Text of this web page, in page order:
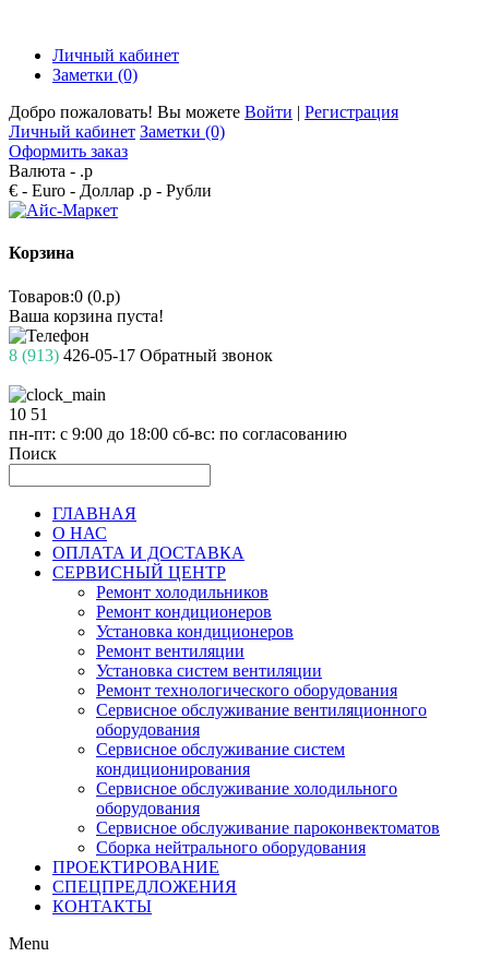
Личный кабинет
Заметки (0)
Добро пожаловать! Вы можете Войти | Регистрация
Личный кабинет Заметки (0)
Оформить заказ
Валюта - .р
€ - Euro - Доллар .р - Рубли
Корзина
Товаров:0 (0.р)
Ваша корзина пуста!
8 (913) 426-05-17 Обратный звонок
10 51
пн-пт: с 9:00 до 18:00 сб-вс: по согласованию
Поиск
ГЛАВНАЯ
О НАС
ОПЛАТА И ДОСТАВКА
СЕРВИСНЫЙ ЦЕНТР
Ремонт холодильников
Ремонт кондиционеров
Установка кондиционеров
Ремонт вентиляции
Установка систем вентиляции
Ремонт технологического оборудования
Cервисное обслуживание вентиляционного
оборудования
Cервисное обслуживание систем
кондиционирования
Cервисное обслуживание холодильного
оборудования
Сервисное обслуживание пароконвектоматов
Сборка нейтрального оборудования
ПРОЕКТИРОВАНИЕ
СПЕЦПРЕДЛОЖЕНИЯ
КОНТАКТЫ
Menu